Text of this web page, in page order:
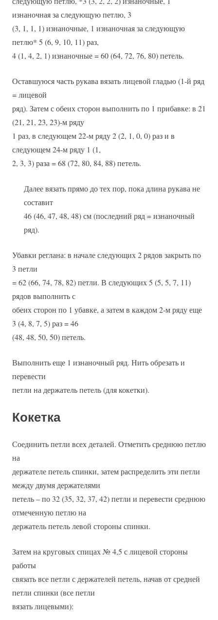
изнаночная за следующую петлю, 3
(3, 1, 1, 1) изнаночные, 1 изнаночная за следующую
петлю* 5 (6, 9, 10, 11) раз,
4 (1, 4, 2, 1) изнаночные = 60 (64, 72, 76, 80) петель.
Оставшуюся часть рукава вязать лицевой гладью (1-й ряд
= лицевой
ряд). Затем с обеих сторон выполнить по 1 прибавке: в 21
(21, 21, 23, 23)-м ряду
1 раз, в следующем 22-м ряду 2 (2, 1, 0, 0) раз и в
следующем 24-м ряду 1 (1,
2, 3, 3) раза = 68 (72, 80, 84, 88) петель.
Далее вязать прямо до тех пор, пока длина рукава не
составит
46 (46, 47, 48, 48) см (последний ряд = изнаночный
ряд).
Убавки реглана: в начале следующих 2 рядов закрыть по
3 петли
= 62 (66, 74, 78, 82) петли. В следующих 5 (5, 5, 7, 11)
рядов выполнить с
обеих сторон по 1 убавке, а затем в каждом 2-м ряду еще
3 (4, 8, 7, 5) раз = 46
(48, 48, 50, 50) петель.
Выполнить еще 1 изнаночный ряд. Нить обрезать и
перевести
петли на держатель петель (для кокетки).
Кокетка
Соединить петли всех деталей. Отметить среднюю петлю
на
держателе петель спинки, затем распределить эти петли
между двумя держателями
петель – по 32 (35, 32, 37, 42) петли и перевести среднюю
отмеченную петлю на
держатель петель левой стороны спинки.
Затем на круговых спицах № 4,5 с лицевой стороны
работы
связать все петли с держателей петель, начав от средней
петли спинки (все петли
вязать лицевыми):